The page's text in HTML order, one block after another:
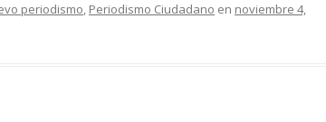
periodismo, Periodismo Ciudadano en noviembre 4,